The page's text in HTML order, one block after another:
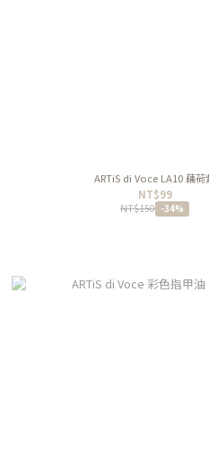
ARTiS di Voce LA10 藕荷
NT$99
NT$150 -34%